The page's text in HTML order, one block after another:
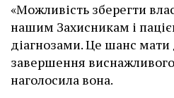
«Можливість зберегти
нашим Захисникам і
діагнозами. Це шанс мати
завершення
наголосила вона.